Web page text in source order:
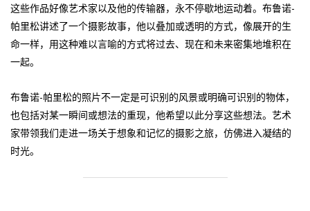
这些作品好像艺术家以及他的传输器，永不停歇地运动着。布鲁诺-
帕里松讲述了一个摄影故事，他以叠加或透明的方式，像展开的生
命一样，用这种难以言喻的方式将过去、现在和未来密集地堆积在
一起。
布鲁诺-帕里松的照片不一定是可识别的风景或明确可识别的物体，
也包括对某一瞬间或想法的重现，他希望以此分享这些想法。艺术
家带领我们走进一场关于想象和记忆的摄影之旅，仿佛进入凝结的
时光。